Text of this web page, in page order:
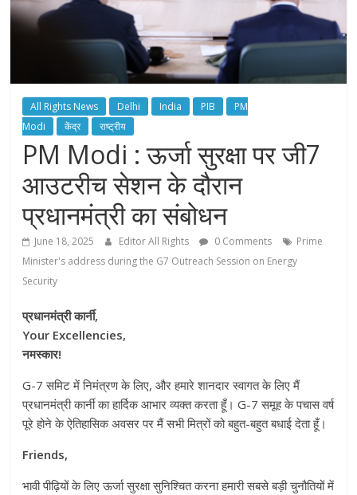
All Rights News Delhi India PIB
PM
Modi
केंद्र राष्ट्रीय
PM Modi : ऊर्जा सुरक्षा पर जी7
आउटरीच सेशन के दौरान
प्रधानमंत्री का संबोधन
June 18, 2025 Editor All Rights 0 Comments
Prime
Minister's address during the G7 Outreach Session on Energy
Security
प्रधानमंत्री कार्नी,
Your Excellencies,
नमस्कार!
G-7 समिट में निमंत्रण के लिए, और हमारे शानदार स्वागत के लिए मैं
प्रधानमंत्री कार्नी का हार्दिक आभार व्यक्त करता हूँ। G-7 समूह के पचास वर्ष
पूरे होने के ऐतिहासिक अवसर पर मैं सभी मित्रों को बहुत-बहुत बधाई देता हूँ।
Friends,
भावी पीढ़ियों के लिए ऊर्जा सुरक्षा सुनिश्चित करना हमारी सबसे बड़ी चुनौतियों में